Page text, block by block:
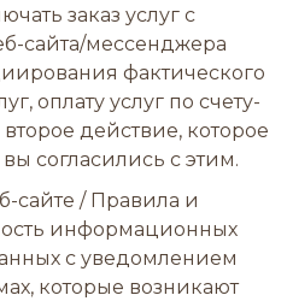
заказ услуг с
сайта/мессенджера
фактического
оплату услуг по счету-
действие, которое
вы согласились с этим.
сайте / Правила и
информационных
с уведомлением
которые возникают